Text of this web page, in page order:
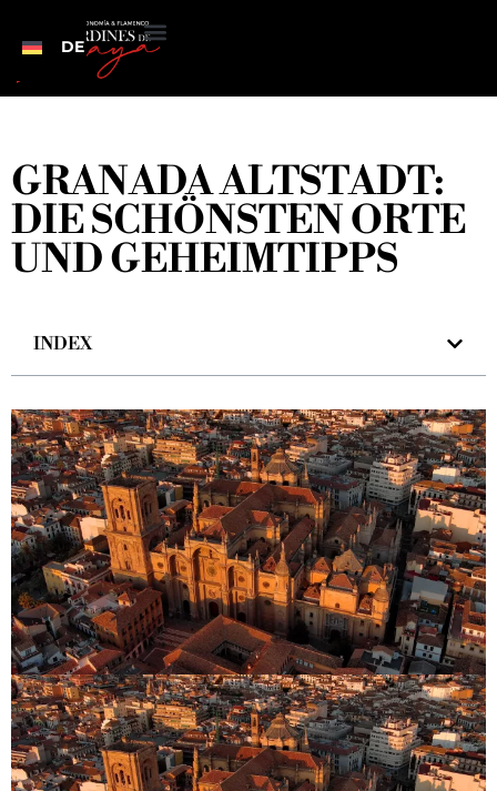
DE
GRANADA ALTSTADT:
DIE SCHÖNSTEN ORTE
UND GEHEIMTIPPS
INDEX